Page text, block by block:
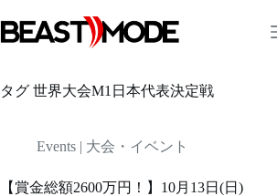
ン
テ
ツ
へ
プ
タグ 世界大会M1日本代表決定戦
Events | 大会・イベント
【賞金総額2600万円！】10月13日(日)